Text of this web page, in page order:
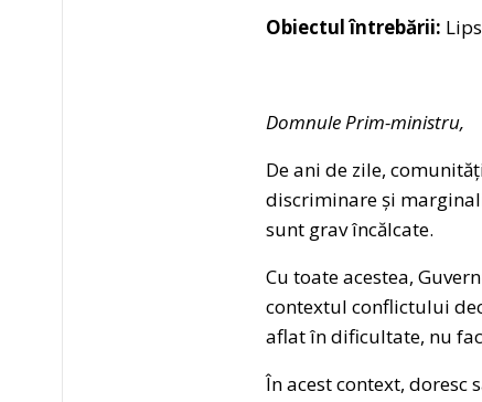
Obiectul întrebării:
Domnule Prim-ministru,
De ani de zile,
discriminare și
sunt grav încălcate.
Cu toate acestea,
contextul conflictului
aflat în dificultate, nu
În acest context, doresc